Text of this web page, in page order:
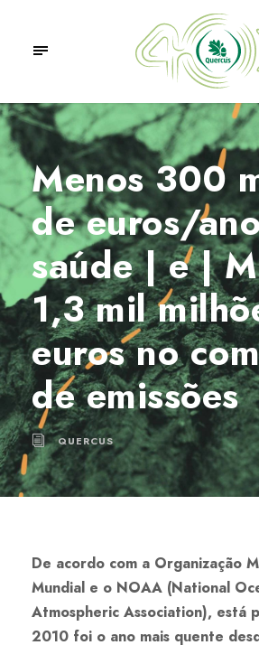
Menos 300
de euros/
saúde | e |
1,3 mil
euros no
de emissões
QUERCUS
De acordo com a Organização
Mundial e o NOAA (National
Atmospheric Association), está
2010 foi o ano mais quente